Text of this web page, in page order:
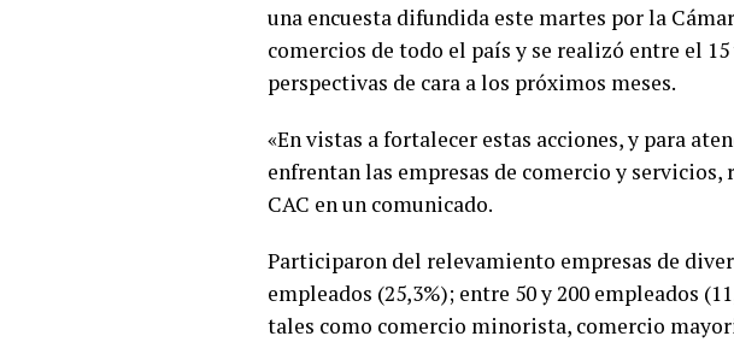
una encuesta difundida este martes por la
comercios de todo el país y se realizó entre el
perspectivas de cara a los próximos meses.
«En vistas a fortalecer estas acciones, y para
enfrentan las empresas de comercio y
CAC en un comunicado.
Participaron del relevamiento empresas de
empleados (25,3%); entre 50 y 200 empleados
tales como comercio minorista, comercio